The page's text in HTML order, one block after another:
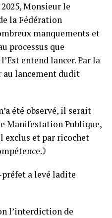
Monsieur le
la Fédération
manquements et
processus que
entend lancer. Par la
au lancement dudit
été observé, il serait
Manifestation Publique,
exclus et par ricochet
》
préfet a levé ladite
l’interdiction de